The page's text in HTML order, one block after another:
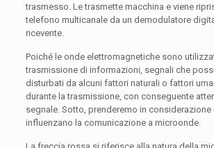
trasmesso. Le trasmette macchina e viene
telefono multicanale da un demodulatore
ricevente.
Poiché le onde elettromagnetiche sono
trasmissione di informazioni, segnali che
disturbati da alcuni fattori naturali o fattori
durante la trasmissione, con conseguente
segnale. Sotto, prenderemo in
influenzano la comunicazione a microonde.